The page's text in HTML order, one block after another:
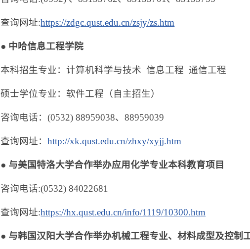
查询网址:https://zdgc.qust.edu.cn/zsjy/zs.htm
● 中哈信息工程学院
本科招生专业：计算机科学与技术 信息工程 通信工程
硕士学位专业：软件工程（自主招生）
咨询电话：(0532) 88959038、88959039
查询网址：http://xk.qust.edu.cn/zhxy/xyjj.htm
● 与美国特洛大学合作举办应用化学专业本科教育项目
咨询电话:(0532) 84022681
查询网址:https://hx.qust.edu.cn/info/1119/10300.htm
● 与韩国汉阳大学合作举办机械工程专业、材料成型及控制